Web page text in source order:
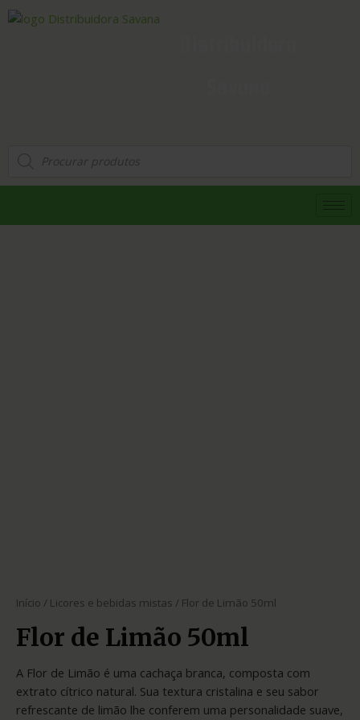
Início / Licores e bebidas mistas / Flor de Limão 50ml
Flor de Limão 50ml
A Flor de Limão é uma cachaça branca, composta com
extrato cítrico natural. Sua textura cristalina e seu sabor
refrescante de limão lhe conferem uma personalidade suave,